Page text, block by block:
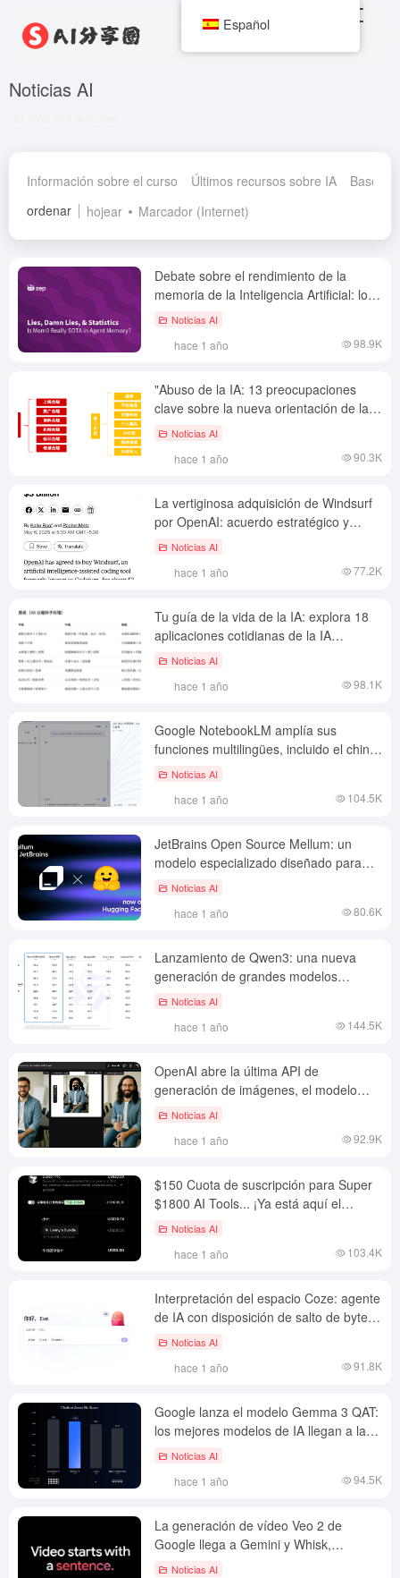
Noticias AI
Información sobre el curso Últimos recursos sobre IA
Base
ordenar
hojear Marcador (Internet)
Debate sobre el rendimiento de la
memoria de la Inteligencia Artificial: los
puntos de referencia Zep Mem0, en
Noticias AI
hace 1 año 98.9K
"Abuso de la IA: 13 preocupaciones
clave sobre la nueva orientación de la
gobernanza de la IA en China
Noticias AI
hace 1 año 90.3K
La vertiginosa adquisición de Windsurf
por OpenAI: acuerdo estratégico y
sacudida del mercado en el circuito de
Noticias AI
hace 1 año 77.2K
Tu guía de la vida de la IA: explora 18
aplicaciones cotidianas de la IA
generativa
Noticias AI
hace 1 año 98.1K
Google NotebookLM amplía sus
funciones multilingües, incluido el chino,
y lanza aplicaciones para móviles
Noticias AI
hace 1 año 104.5K
JetBrains Open Source Mellum: un
modelo especializado diseñado para
completar código
Noticias AI
hace 1 año 80.6K
Lanzamiento de Qwen3: una nueva
generación de grandes modelos
lingüísticos para pensar en profundidad
Noticias AI
hace 1 año 144.5K
OpenAI abre la última API de
generación de imágenes, el modelo
gpt-image-1 totalmente abierto
Noticias AI
hace 1 año 92.9K
$150 Cuota de suscripción para Super
$1800 AI Tools... ¡Ya está aquí el
paquete anual del boletín de Lenny!
Noticias AI
hace 1 año 103.4K
Interpretación del espacio Coze: agente
de IA con disposición de salto de byte,
objetivo asistente de oficina "umbral
Noticias AI
hace 1 año 91.8K
Google lanza el modelo Gemma 3 QAT:
los mejores modelos de IA llegan a las
GPU de consumo
Noticias AI
hace 1 año 94.5K
La generación de vídeo Veo 2 de
Google llega a Gemini y Whisk,
ampliando el territorio de las
Noticias AI
Español